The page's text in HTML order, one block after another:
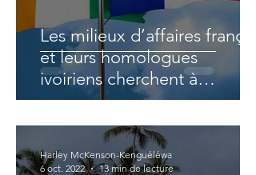
Les milieux d’affaires français
et leurs homologues
ivoiriens cherchent à
renforcer leurs liens
Harley McKenson-Kenguéléwa
6 oct. 2022
13 min de lecture